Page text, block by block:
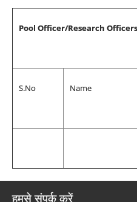
Pool Officer/Research
S.No Name
हमसे संपर्क करें